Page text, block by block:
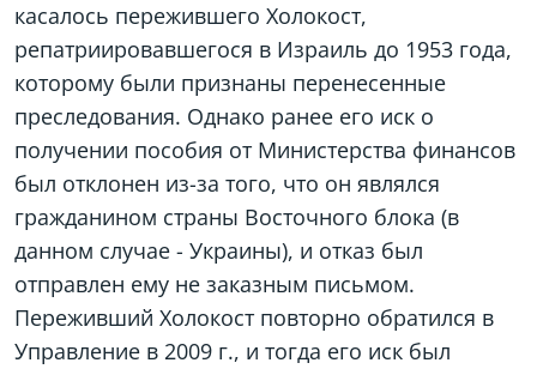
касалось пережившего Холокост,
репатриировавшегося в Израиль до 1953 года,
которому были признаны перенесенные
преследования. Однако ранее его иск о
получении пособия от Министерства финансов
был отклонен из-за того, что он являлся
гражданином страны Восточного блока (в
данном случае - Украины), и отказ был
отправлен ему не заказным письмом.
Переживший Холокост повторно обратился в
Управление в 2009 г., и тогда его иск был